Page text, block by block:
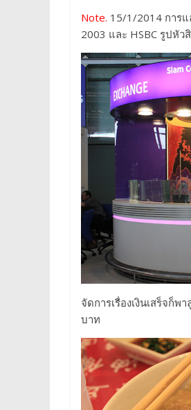
Note. 15/1/2014 การแ
2003 และ HSBC รูปหั
จัดการเรื่องเงินเสร็จก็
บาท